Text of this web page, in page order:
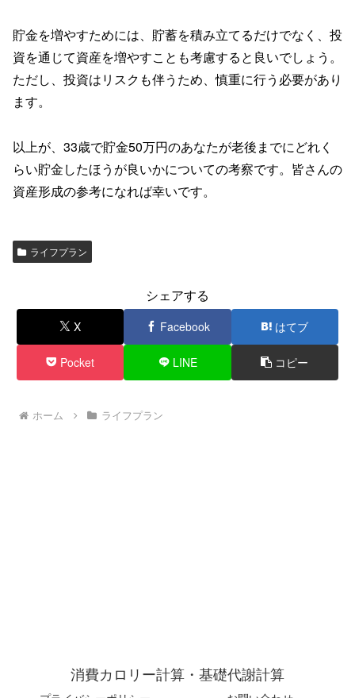
貯金を増やすためには、貯蓄を積み立てるだけでなく、投
資を通じて資産を増やすことも考慮すると良いでしょう。
ただし、投資はリスクも伴うため、慎重に行う必要があり
ます。
以上が、33歳で貯金50万円のあなたが老後までにどれく
らい貯金したほうが良いかについての考察です。皆さんの
資産形成の参考になれば幸いです。
ライフプラン
シェアする
X Facebook はてブ
Pocket LINE コピー
ホーム ライフプラン
消費カロリー計算・基礎代謝計算